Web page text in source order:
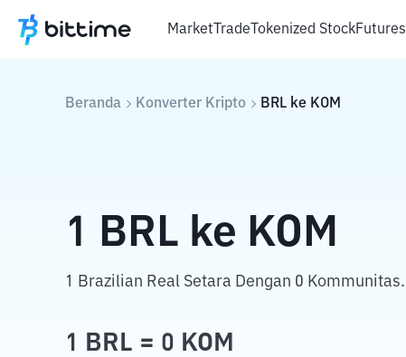
MarketTradeTokenized StockFutures
Beranda Konverter Kripto BRL ke KOM
1 BRL ke KOM
1 Brazilian Real Setara Dengan 0 Kommunitas.
1 BRL = 0 KOM